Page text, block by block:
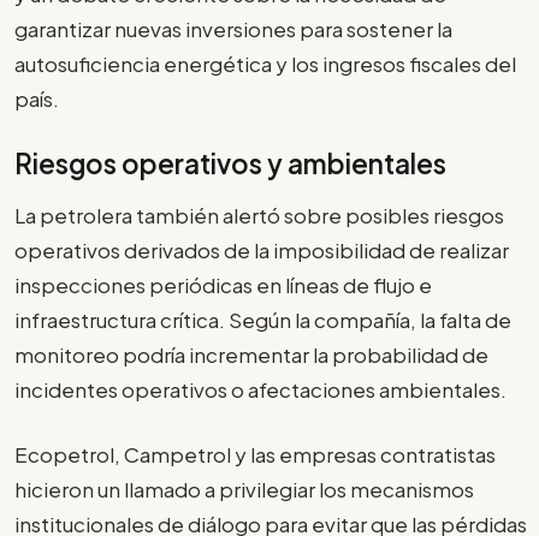
garantizar nuevas inversiones para sostener la
autosuficiencia energética y los ingresos fiscales del
país.
Riesgos operativos y ambientales
La petrolera también alertó sobre posibles riesgos
operativos derivados de la imposibilidad de realizar
inspecciones periódicas en líneas de flujo e
infraestructura crítica. Según la compañía, la falta de
monitoreo podría incrementar la probabilidad de
incidentes operativos o afectaciones ambientales.
Ecopetrol, Campetrol y las empresas contratistas
hicieron un llamado a privilegiar los mecanismos
institucionales de diálogo para evitar que las pérdidas